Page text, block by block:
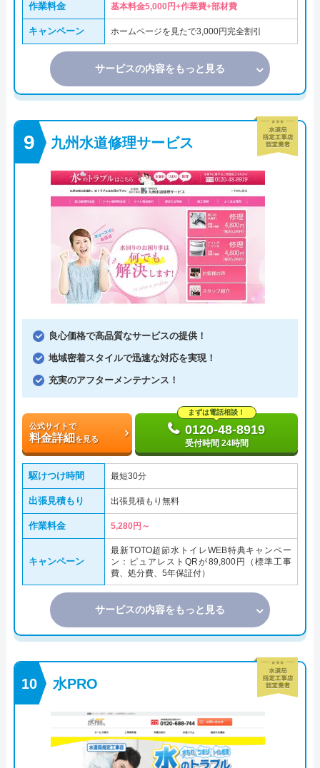
作業料金 基本料金5,000円+作業費+部材費
キャンペーン ホームページを見たで3,000円完全割引
サービスの内容をもっと見る
九州水道修理サービス
良心価格で高品質なサービスの提供！
地域密着スタイルで迅速な対応を実現！
充実のアフターメンテナンス！
公式サイトで
料金詳細を見る
まずは電話相談！
0120-48-8919
受付時間 24時間
駆けつけ時間 最短30分
出張見積もり 出張見積もり無料
作業料金 5,280円～
キャンペーン
最新TOTO超節水トイレWEB特典キャンペー
ン：ピュアレストQRが89,800円（標準工事
費、処分費、5年保証付）
サービスの内容をもっと見る
水PRO